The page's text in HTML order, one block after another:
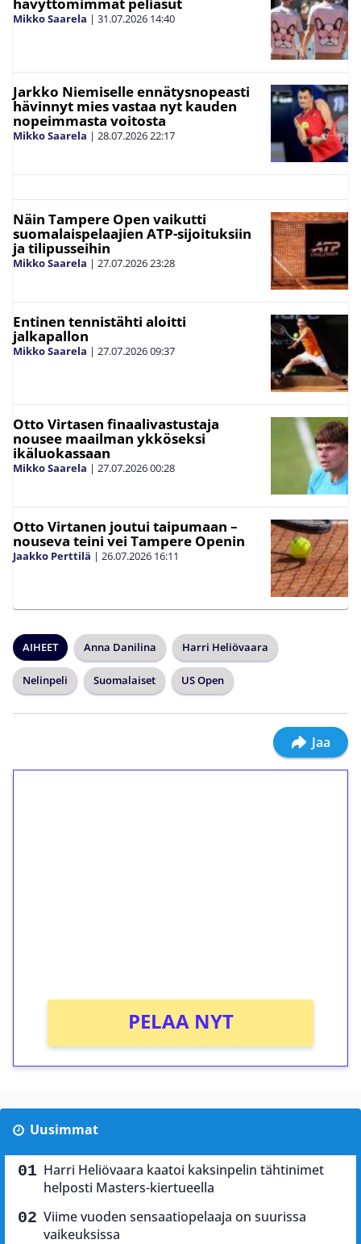
Mikko Saarela | 31.07.2026 14:40
Jarkko Niemiselle ennätysnopeasti
hävinnyt mies vastaa nyt kauden
nopeimmasta voitosta
Mikko Saarela | 28.07.202622:17
Näin Tampere Open vaikutti
suomalaispelaajien ATP-sijoituksiin
ja tilipusseihin
Mikko Saarela | 27.07.202623:28
Entinen tennistähti aloitti
jalkapallon
Mikko Saarela | 27.07.202609:37
Otto Virtasen finaalivastustaja
nousee maailman ykköseksi
ikäluokassaan
Mikko Saarela | 27.07.202600:28
Otto Virtanen joutui taipumaan –
nouseva teini vei Tampere Openin
Jaakko Perttilä | 26.07.2026 16:11
AIHEET Anna Danilina Harri Heliövaara
Nelinpeli Suomalaiset US Open
Jaa
PELAA NYT
Uusimmat
Harri Heliövaara kaatoi kaksinpelin tähtinimet
helposti Masters-kiertueella
Viime vuoden sensaatiopelaaja on suurissa
vaikeuksissa